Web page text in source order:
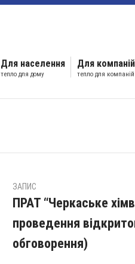
Для населення
тепло для дому
Для компаній
тепло для компаній
ЗАПИС
ПРАТ “Черкаське
проведення
обговорення)